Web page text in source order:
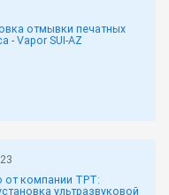
отмывки печатных
- Vapor SUI-AZ
от компании ТРТ:
ультразвуковой